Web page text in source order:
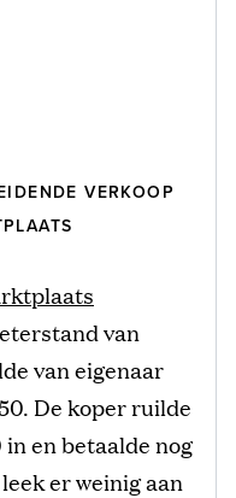
VERKOOP
van
van eigenaar
De koper ruilde
en betaalde nog
er weinig aan